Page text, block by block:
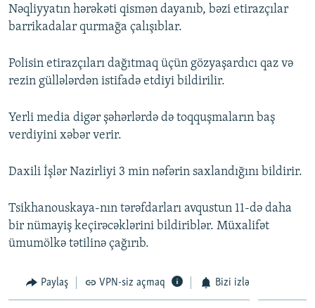
Nəqliyyatın hərəkəti qismən dayanıb, bəzi etirazçılar
barrikadalar qurmağa çalışıblar.
Polisin etirazçıları dağıtmaq üçün gözyaşardıcı qaz və
rezin güllələrdən istifadə etdiyi bildirilir.
Yerli media digər şəhərlərdə də toqquşmaların baş
verdiyini xəbər verir.
Daxili İşlər Nazirliyi 3 min nəfərin saxlandığını bildirir.
Tsikhanouskaya-nın tərəfdarları avqustun 11-də daha
bir nümayiş keçirəcəklərini bildiriblər. Müxalifət
ümumölkə tətilinə çağırıb.
Paylaş VPN-siz açmaq Bizi izlə